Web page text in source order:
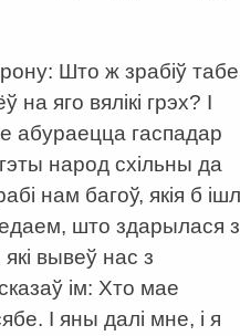
Што ж зрабіў табе
яго вялікі грэх? І
абураецца гаспадар
народ схільны да
нам багоў, якія б
што здарылася з
вывеў нас з
ім: Хто мае
І яны далі мне, і я